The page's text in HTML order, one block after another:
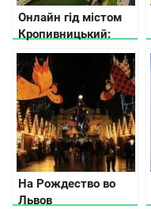
Онлайн гід містом
Кропивницький:
куди піти та що
подивитися
На Рождество во
Львов